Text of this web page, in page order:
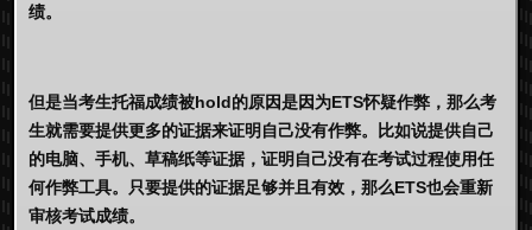
绩。
但是当考生托福成绩被hold的原因是因为ETS怀疑作弊，那么考
生就需要提供更多的证据来证明自己没有作弊。比如说提供自己
的电脑、手机、草稿纸等证据，证明自己没有在考试过程使用任
何作弊工具。只要提供的证据足够并且有效，那么ETS也会重新
审核考试成绩。